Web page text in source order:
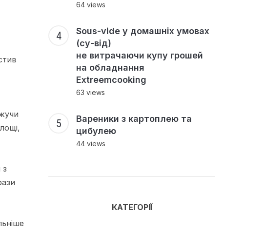
64 views
Sous-vide у домашніх умовах
(су-від)
не витрачаючи купу грошей
на обладнання
Extreemcooking
63 views
Вареники з картоплею та
цибулею
44 views
КАТЕГОРІЇ